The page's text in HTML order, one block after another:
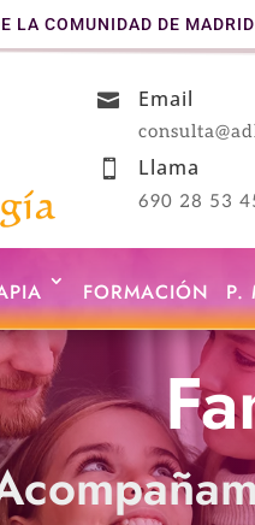
LA COMUNIDAD DE
 Email

Llama
690 28 53
FORMACIÓN P.